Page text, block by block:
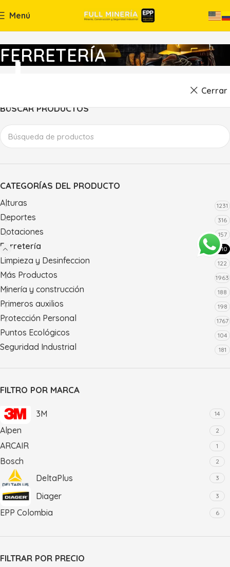
Menú
FERRETERÍA
Cerrar
BÚSCAR PRODUCTOS
CATEGORÍAS DEL PRODUCTO
Alturas 1231
Deportes 316
Dotaciones 157
Ferretería 710
Limpieza y Desinfeccion 122
Más Productos 1963
Minería y construcción 188
Primeros auxilios 198
Protección Personal 1767
Puntos Ecológicos 104
Seguridad Industrial 181
FILTRO POR MARCA
3M 14
Alpen 2
ARCAIR 1
Bosch 2
DeltaPlus 3
Diager 3
EPP Colombia 6
Golden
FILTRAR POR PRECIO